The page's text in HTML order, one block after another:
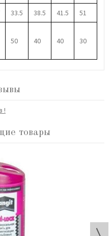
33.5 38.5 41.5 51
50 40 40 30
!
товары